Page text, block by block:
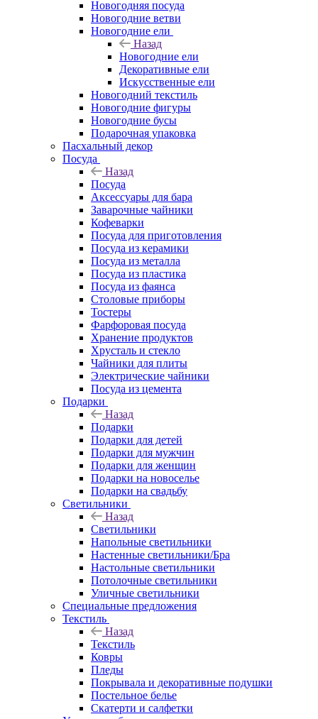
Новогодняя посуда
Новогодние ветви
Новогодние ели
Назад
Новогодние ели
Декоративные ели
Искусственные ели
Новогодний текстиль
Новогодние фигуры
Новогодние бусы
Подарочная упаковка
Пасхальный декор
Посуда
Назад
Посуда
Аксессуары для бара
Заварочные чайники
Кофеварки
Посуда для приготовления
Посуда из керамики
Посуда из металла
Посуда из пластика
Посуда из фаянса
Столовые приборы
Тостеры
Фарфоровая посуда
Хранение продуктов
Хрусталь и стекло
Чайники для плиты
Электрические чайники
Посуда из цемента
Подарки
Назад
Подарки
Подарки для детей
Подарки для мужчин
Подарки для женщин
Подарки на новоселье
Подарки на свадьбу
Светильники
Назад
Светильники
Напольные светильники
Настенные светильники/Бра
Настольные светильники
Потолочные светильники
Уличные светильники
Специальные предложения
Текстиль
Назад
Текстиль
Ковры
Пледы
Покрывала и декоративные подушки
Постельное белье
Скатерти и салфетки